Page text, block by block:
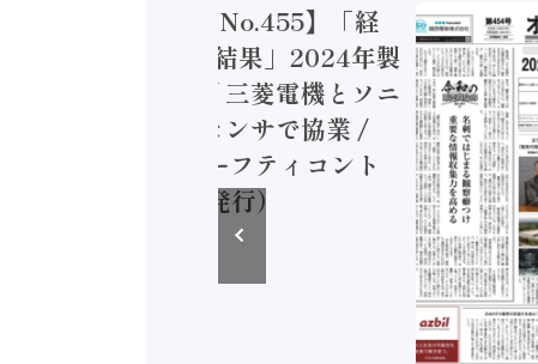
トメーション新聞 No.455】「経
実態調査二次集計結果」2024年製
加価値額86兆円 / 三菱電機とソニ
コン AIビジョンセンサで協業 /
安全に動かすセーフティコント
（2026年8月5日発行）